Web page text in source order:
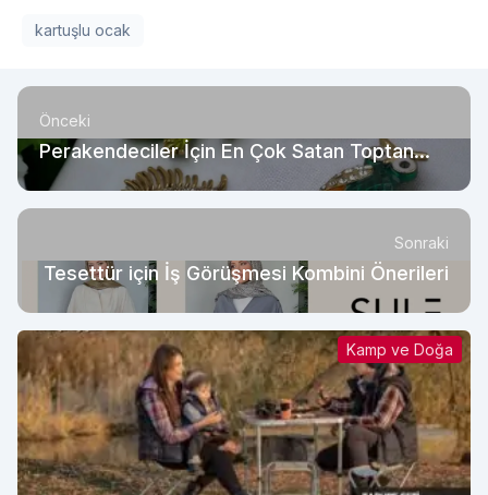
kartuşlu ocak
Önceki
Perakendeciler İçin En Çok Satan Toptan
Magnet Modelleri
Sonraki
Tesettür için İş Görüşmesi Kombini Önerileri
Kamp ve Doğa